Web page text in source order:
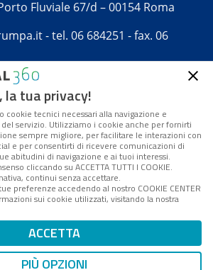
Fluviale 67/d – 00154 Roma
- tel. 06 684251 - fax. 06
pubblicazione telematica iscritta
stampa del Tribunale di Roma -
2008 - Direttore resp. Michela
Stentella
società soggetta a Direzione e
parte di Digital360 S.p.A. - FPA s.r.l.
per il sistema di management
IVA n. 10693191008 - R.E.A. Roma
n. 1249791. ISP AWS
Mappa del sito
tua privacy!
cookie tecnici necessari alla navigazione e
servizio. Utilizziamo i cookie anche per fornirti
sempre migliore, per facilitare le interazioni con
e per consentirti di ricevere comunicazioni di
abitudini di navigazione e ai tuoi interessi.
cliccando su ACCETTA TUTTI I COOKIE.
continui senza accettare.
preferenze accedendo al nostro COOKIE CENTER
sui cookie utilizzati, visitando la nostra
ACCETTA
PIÙ OPZIONI